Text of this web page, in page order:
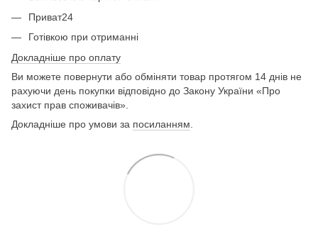
Приват24
Готівкою при отриманні
Докладніше про оплату
Ви можете повернути або обміняти товар протягом 14 днів не
рахуючи день покупки відповідно до Закону України «Про
захист прав споживачів».
Докладніше про умови за посиланням